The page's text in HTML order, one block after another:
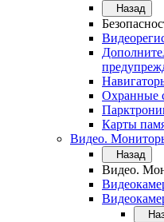
Назад
Охранные
Карты
Видео.
Назад
Видео.